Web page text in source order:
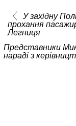
У західну
прохання
Легниця
Представники
нараді з